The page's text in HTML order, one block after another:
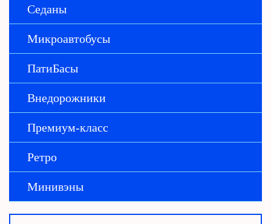
Седаны
Микроавтобусы
ПатиБасы
Внедорожники
Премиум-класс
Ретро
Минивэны